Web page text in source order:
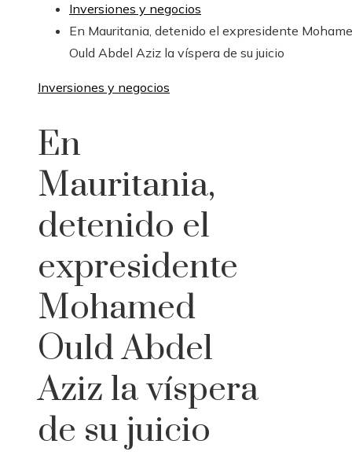
Inversiones y negocios
En Mauritania, detenido el expresidente
Ould Abdel Aziz la víspera de su juicio
Inversiones y negocios
En
Mauritania,
detenido el
expresidente
Mohamed
Ould Abdel
Aziz la víspera
de su juicio